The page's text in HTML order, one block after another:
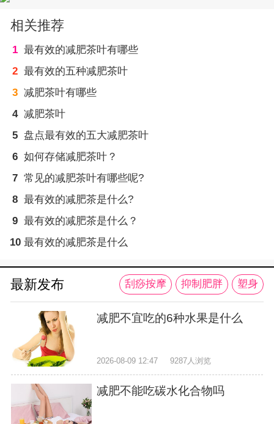
相关推荐
1 最有效的减肥茶叶有哪些
2 最有效的五种减肥茶叶
3 减肥茶叶有哪些
4 减肥茶叶
5 盘点最有效的五大减肥茶叶
6 如何存储减肥茶叶？
7 常见的减肥茶叶有哪些呢?
8 最有效的减肥茶是什么?
9 最有效的减肥茶是什么？
10 最有效的减肥茶是什么
最新发布 刮痧按摩 抑制肥胖 塑身
减肥不宜吃的6种水果是什么
2026-08-09 12:47 9287人浏览
减肥不能吃碳水化合物吗